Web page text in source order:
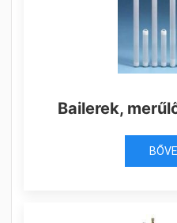
Bailerek,